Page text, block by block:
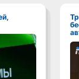
Транспорт, ИТС,